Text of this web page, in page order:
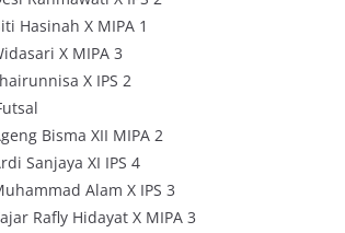
Hasinah X MIPA 1
X MIPA 3
X IPS 2
Bisma XII MIPA 2
Sanjaya XI IPS 4
Alam X IPS 3
Rafly Hidayat X MIPA 3